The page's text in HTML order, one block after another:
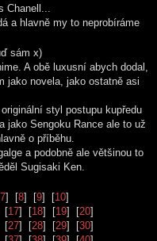
Chanell...
a hlavně my to neprobíráme
sám x)
A obě luxusní abych dodal,
jako novela, jako ostatně asi
styl postupu kupředu
jako Sengoku Rance ale to už
o příběhu.
a podobně ale většinou to
Sugisaki Ken.
7] [8] [9] [10]
[17] [18] [19] [20]
[27] [28] [29] [30]